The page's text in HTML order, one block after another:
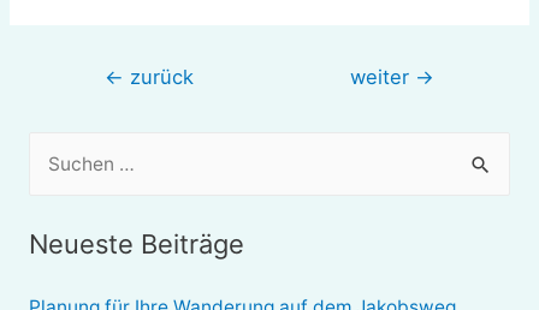
Beitragsnavigation
← zurück weiter →
e
Neueste Beiträge